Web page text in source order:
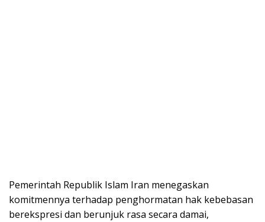
Pemerintah Republik Islam Iran menegaskan
komitmennya terhadap penghormatan hak kebebasan
berekspresi dan berunjuk rasa secara damai,